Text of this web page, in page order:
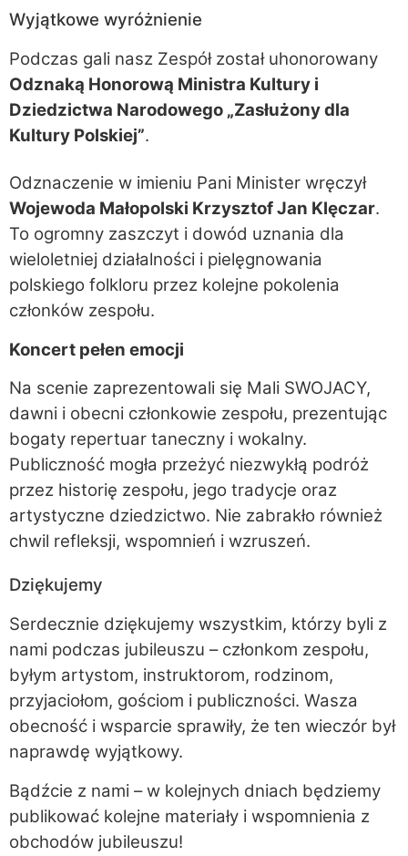
Wyjątkowe wyróżnienie
Podczas gali nasz Zespół został uhonorowany
Odznaką Honorową Ministra Kultury i
Dziedzictwa Narodowego „Zasłużony dla
Kultury Polskiej”.
Odznaczenie w imieniu Pani Minister wręczył
Wojewoda Małopolski Krzysztof Jan Klęczar.
To ogromny zaszczyt i dowód uznania dla
wieloletniej działalności i pielęgnowania
polskiego folkloru przez kolejne pokolenia
członków zespołu.
Koncert pełen emocji
Na scenie zaprezentowali się Mali SWOJACY,
dawni i obecni członkowie zespołu, prezentując
bogaty repertuar taneczny i wokalny.
Publiczność mogła przeżyć niezwykłą podróż
przez historię zespołu, jego tradycje oraz
artystyczne dziedzictwo. Nie zabrakło również
chwil refleksji, wspomnień i wzruszeń.
Dziękujemy
Serdecznie dziękujemy wszystkim, którzy byli z
nami podczas jubileuszu – członkom zespołu,
byłym artystom, instruktorom, rodzinom,
przyjaciołom, gościom i publiczności. Wasza
obecność i wsparcie sprawiły, że ten wieczór był
naprawdę wyjątkowy.
Bądźcie z nami – w kolejnych dniach będziemy
publikować kolejne materiały i wspomnienia z
obchodów jubileuszu!